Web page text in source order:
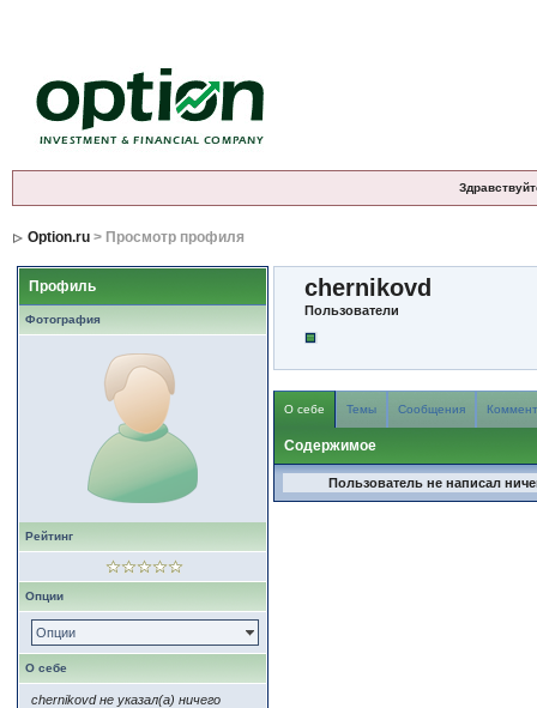
Option.ru> Просмотр профиля
Профиль
Фотография
Рейтинг
Опции
Опции
О себе
chernikovd не указал(а) ничего
chernikovd
Пользователи
О себе Темы Сообщения
Содержимое
Пользователь не написал